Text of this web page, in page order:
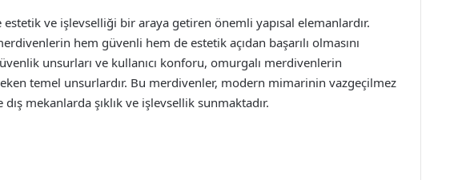
ve işlevselliği bir araya getiren önemli yapısal elemanlardır.
hem güvenli hem de estetik açıdan başarılı olmasını
unsurları ve kullanıcı konforu, omurgalı merdivenlerin
temel unsurlardır. Bu merdivenler, modern mimarinin vazgeçilmez
mekanlarda şıklık ve işlevsellik sunmaktadır.